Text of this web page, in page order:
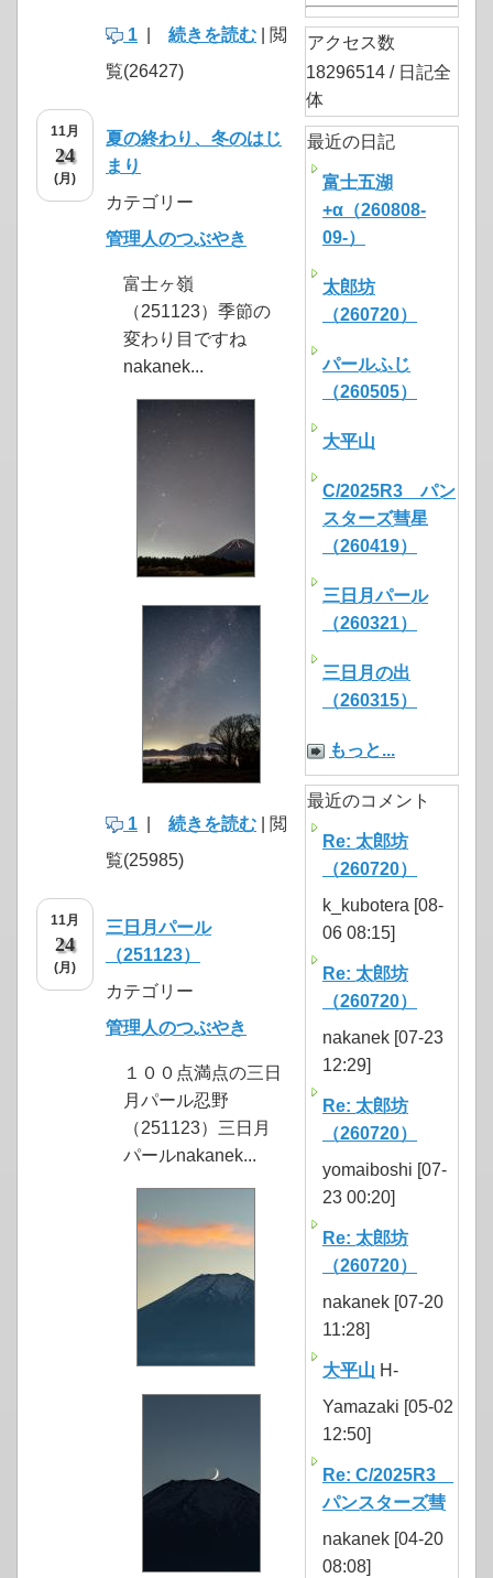
1 続きを読む | 閲
覧(26427)
11月
24
(月)
夏の終わり、冬のはじ
まり
カテゴリー
管理人のつぶやき
富士ヶ嶺
（251123）季節の
変わり目ですね
nakanek...
1 続きを読む | 閲
覧(25985)
11月
24
(月)
三日月パール
（251123）
カテゴリー
管理人のつぶやき
１００点満点の三日
月パール忍野
（251123）三日月
パールnakanek...
アクセス数
18296514 / 日記全
体
最近の日記
富士五湖
+α（260808-
09-）
太郎坊
（260720）
パールふじ
（260505）
大平山
C/2025R3 パン
スターズ彗星
（260419）
三日月パール
（260321）
三日月の出
（260315）
もっと...
最近のコメント
Re: 太郎坊
（260720）
k_kubotera [08-
06 08:15]
Re: 太郎坊
（260720）
nakanek [07-23
12:29]
Re: 太郎坊
（260720）
yomaiboshi [07-
23 00:20]
Re: 太郎坊
（260720）
nakanek [07-20
11:28]
大平山 H-
Yamazaki [05-02
12:50]
Re: C/2025R3
パンスターズ彗
nakanek [04-20
08:08]